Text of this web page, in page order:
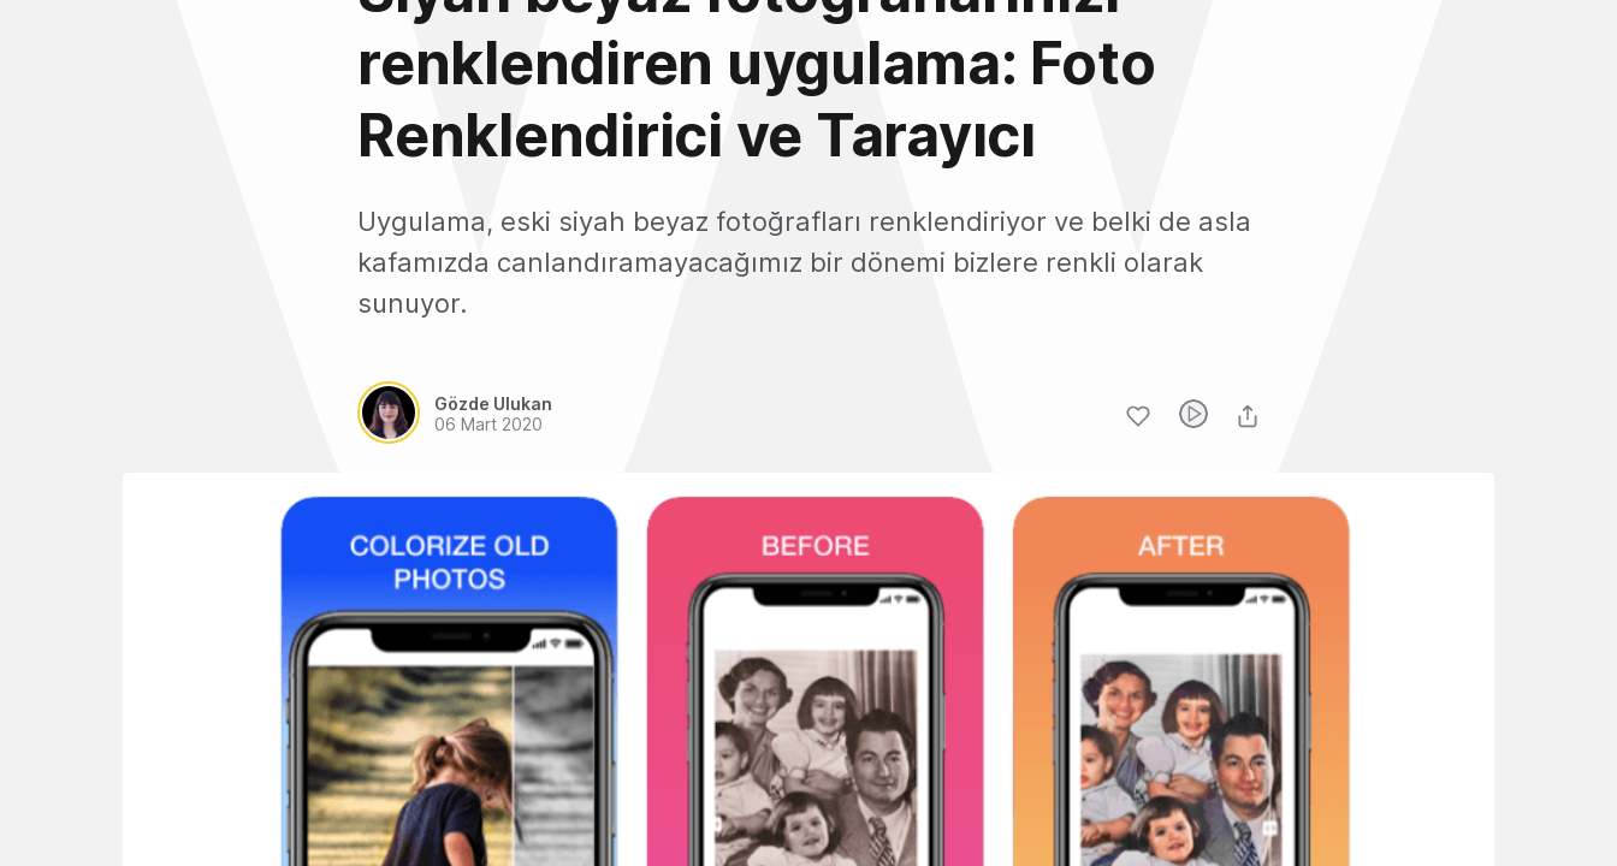
renklendiren uygulama: Foto
Renklendirici ve Tarayıcı
Uygulama, eski siyah beyaz fotoğrafları renklendiriyor ve belki de asla
kafamızda canlandıramayacağımız bir dönemi bizlere renkli olarak
sunuyor.
Gözde Ulukan
06 Mart 2020